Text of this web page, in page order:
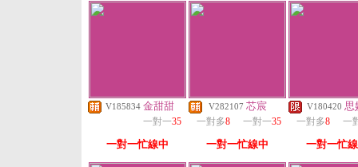
V185834 金甜甜
一對一35
一對一忙線中
V282107 芯宸
一對多8 一對一35
一對一忙線中
V180420 思
一對多8 一
一對一忙